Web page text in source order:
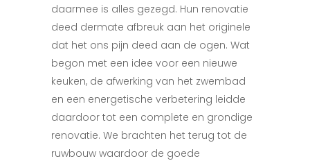
daarmee is alles gezegd. Hun renovatie
deed dermate afbreuk aan het originele
dat het ons pijn deed aan de ogen. Wat
begon met een idee voor een nieuwe
keuken, de afwerking van het zwembad
en een energetische verbetering leidde
daardoor tot een complete en grondige
renovatie. We brachten het terug tot de
ruwbouw waardoor de goede